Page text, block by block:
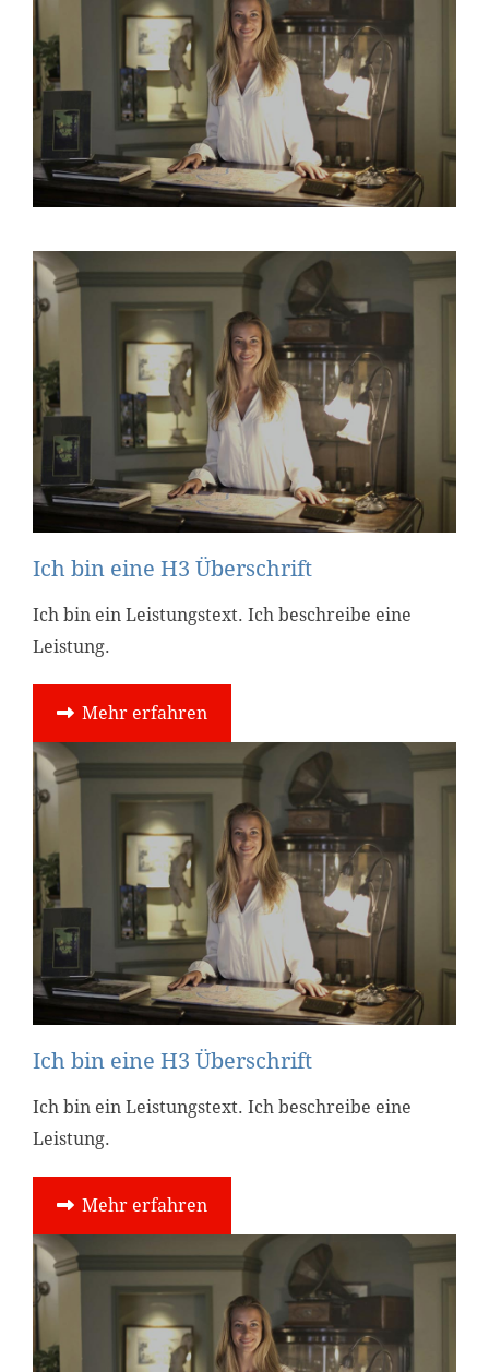
Ich bin eine H3 Überschrift
Ich bin ein Leistungstext. Ich beschreibe eine
Leistung.
Mehr erfahren
Ich bin eine H3 Überschrift
Ich bin ein Leistungstext. Ich beschreibe eine
Leistung.
Mehr erfahren